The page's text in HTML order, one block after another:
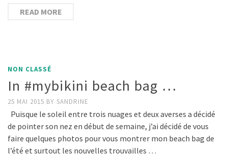
READ MORE
NON CLASSÉ
In #mybikini beach bag …
25 MAI 2015 BY SANDRINE
Puisque le soleil entre trois nuages et deux averses a décidé
de pointer son nez en début de semaine, j’ai décidé de vous
faire quelques photos pour vous montrer mon beach bag de
l’été et surtout les nouvelles trouvailles …